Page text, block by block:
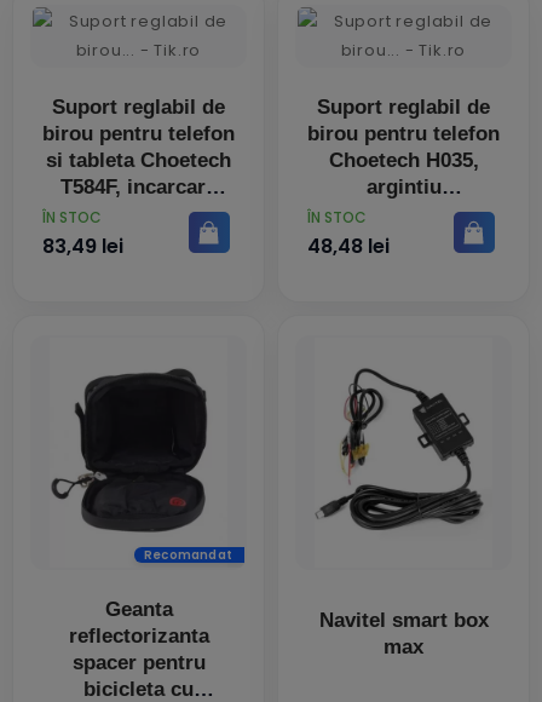
Suport reglabil de
birou pentru telefon
si tableta Choetech
T584F, incarcare
wireless, alb
PRET
ÎN STOC
83,49 lei
Suport reglabil de
birou pentru telefon
Choetech H035,
argintiu
PRET
ÎN STOC
48,48 lei
Recomandat
Geanta
reflectorizanta
spacer pentru
bicicleta cu
Navitel smart box
max